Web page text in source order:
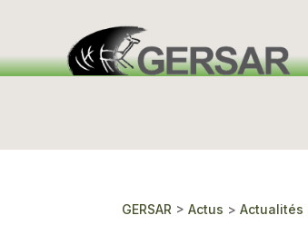
GERSAR >Actus >Actualités